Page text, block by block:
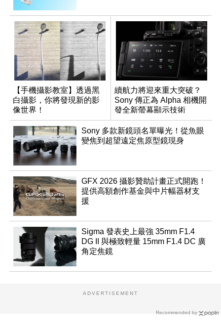
【手機攝影教室】透過黑
白攝影，你將發現新的影
像世界！
續航力將迎來重大突破？
Sony 傳正為 Alpha 相機開
發全新螢幕顯示技術
Sony 多款新鏡頭名單曝光！從魚眼
變焦到超望遠定焦原型鏡現身
GFX 2026 攝影贊助計畫正式開跑！
提供高額創作基金與中片幅器材支
援
Sigma 發表史上最強 35mm F1.4
DG II 與極致輕量 15mm F1.4 DC 廣
角定焦鏡
Recommended by
ADVERTISEMENT